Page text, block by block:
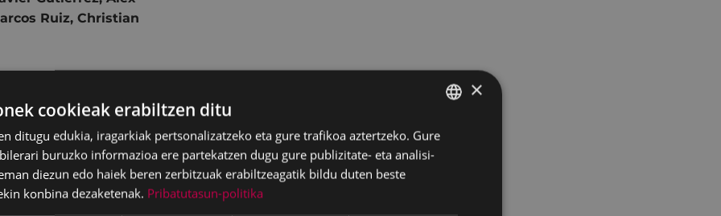
Ruiz, Christian
BASQUE
SPANISH
×
cookieak erabiltzen ditu
ditugu edukia, iragarkiak pertsonalizatzeko eta gure trafikoa aztertzeko. Gure
buruzko informazioa ere partekatzen dugu gure publizitate- eta analisi-
diezun edo haiek beren zerbitzuak erabiltzeagatik bildu duten beste
konbina dezaketenak. Pribatutasun-politika